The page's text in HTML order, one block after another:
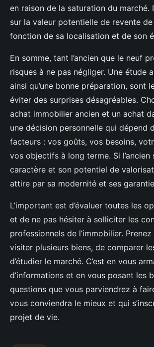
en raison de la saturation du marché.
sur la valeur potentielle de revente
fonction de sa localisation et de son
En somme, tant l’ancien que le neuf
risques à ne pas négliger. Une étude
ainsi qu’une bonne préparation, sont
éviter des surprises désagréables.
achat immobilier ancien et un achat
une décision personnelle qui dépend
facteurs : vos goûts, vos besoins,
vos objectifs à long terme. Si l’ancien
caractère et son potentiel de
attire par sa modernité et ses
L’important est d’évaluer toutes les
et de ne pas hésiter à solliciter les
professionnels de l’immobilier.
visiter plusieurs biens, de comparer
d’étudier le marché. C’est en vous
d’informations et en vous posant les
questions que vous parviendrez à
vous conviendra le mieux et qui
projet de vie.